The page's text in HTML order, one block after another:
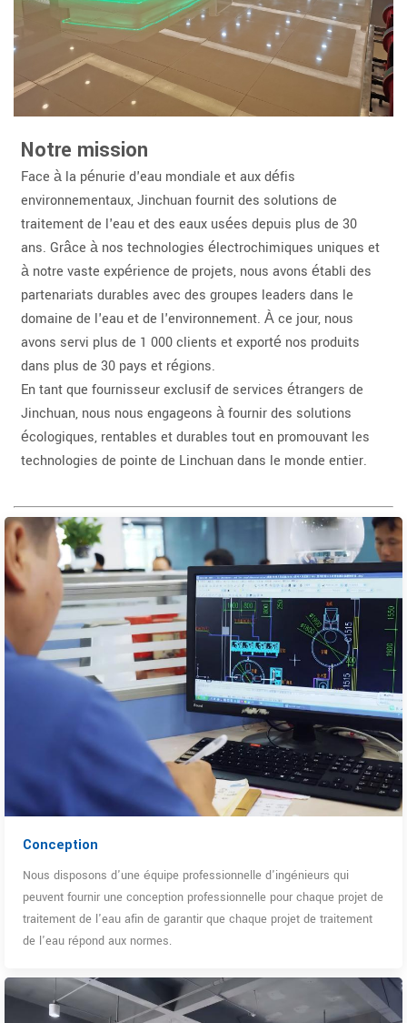
Notre mission
Face à la pénurie d'eau mondiale et aux défis
environnementaux, Jinchuan fournit des solutions de
traitement de l'eau et des eaux usées depuis plus de 30
ans. Grâce à nos technologies électrochimiques uniques et
à notre vaste expérience de projets, nous avons établi des
partenariats durables avec des groupes leaders dans le
domaine de l'eau et de l'environnement. À ce jour, nous
avons servi plus de 1 000 clients et exporté nos produits
dans plus de 30 pays et régions.
En tant que fournisseur exclusif de services étrangers de
Jinchuan, nous nous engageons à fournir des solutions
écologiques, rentables et durables tout en promouvant les
technologies de pointe de Linchuan dans le monde entier.
Conception
Nous disposons d'une équipe professionnelle d'ingénieurs qui
peuvent fournir une conception professionnelle pour chaque projet de
traitement de l'eau afin de garantir que chaque projet de traitement
de l'eau répond aux normes.